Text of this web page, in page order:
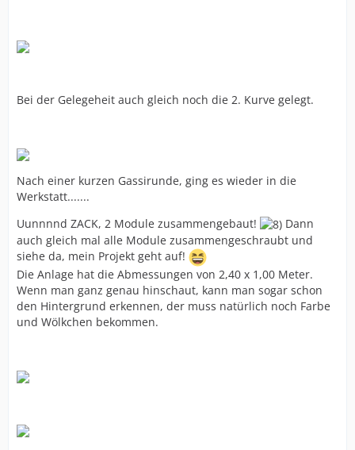
Bei der Gelegeheit auch gleich noch die 2. Kurve gelegt.
Nach einer kurzen Gassirunde, ging es wieder in die
Werkstatt.......
Uunnnnd ZACK, 2 Module zusammengebaut!
Dann
auch gleich mal alle Module zusammengeschraubt und
siehe da, mein Projekt geht auf!
Die Anlage hat die Abmessungen von 2,40 x 1,00 Meter.
Wenn man ganz genau hinschaut, kann man sogar schon
den Hintergrund erkennen, der muss natürlich noch Farbe
und Wölkchen bekommen.